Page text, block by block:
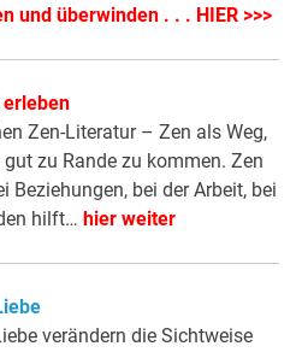
und überwinden . . . HIER >>>
Zen-Literatur – Zen als Weg,
zu Rande zu kommen. Zen
Beziehungen, bei der Arbeit, bei
hilft… hier weiter
verändern die Sichtweise